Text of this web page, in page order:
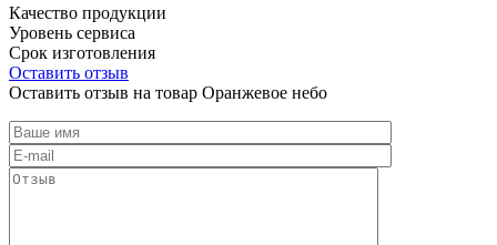
Качество продукции
Уровень сервиса
Срок изготовления
Оставить отзыв
Оставить отзыв на товар Оранжевое небо